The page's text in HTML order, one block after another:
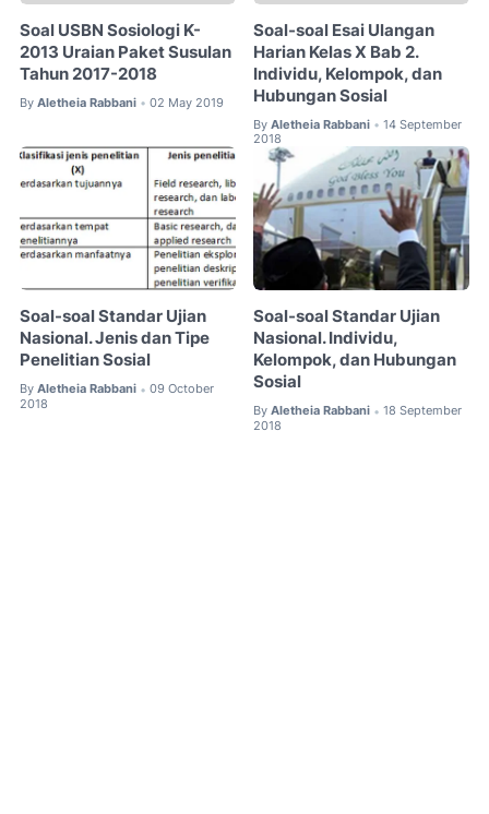
Soal USBN Sosiologi K-
2013 Uraian Paket Susulan
Tahun 2017-2018
By Aletheia Rabbani • 02 May 2019
Soal-soal Esai Ulangan
Harian Kelas X Bab 2.
Individu, Kelompok, dan
Hubungan Sosial
By Aletheia Rabbani • 14 September
2018
Soal-soal Standar Ujian
Nasional. Jenis dan Tipe
Penelitian Sosial
By Aletheia Rabbani • 09 October
2018
Soal-soal Standar Ujian
Nasional. Individu,
Kelompok, dan Hubungan
Sosial
By Aletheia Rabbani • 18 September
2018